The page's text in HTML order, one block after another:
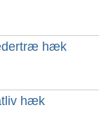
hæk
hæk